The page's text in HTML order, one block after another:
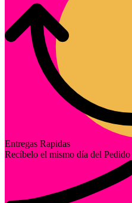
Entregas Rapidas
Recíbelo el mismo día del Pedido